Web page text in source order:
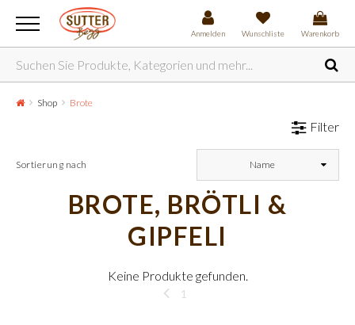
Anmelden Wunschliste Warenkorb
Shop Brote
Filter
Sortierung nach Name
BROTE, BRÖTLI &
GIPFELI
Keine Produkte gefunden.
1